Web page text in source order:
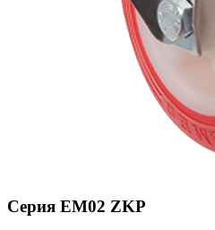
Серия EM02 ZKP